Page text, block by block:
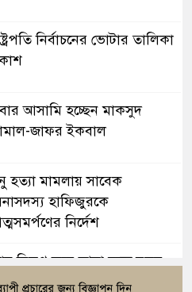
নির্বাচনের ভোটার তালিকা
আসামি হচ্ছেন মাকসুদ
জাফর ইকবাল
হত্যা মামলায় সাবেক
হাফিজুরকে
নির্দেশ
বিলুপ্ত করে আনা হচ্ছে নতুন
খসড়া আইন প্রকাশ